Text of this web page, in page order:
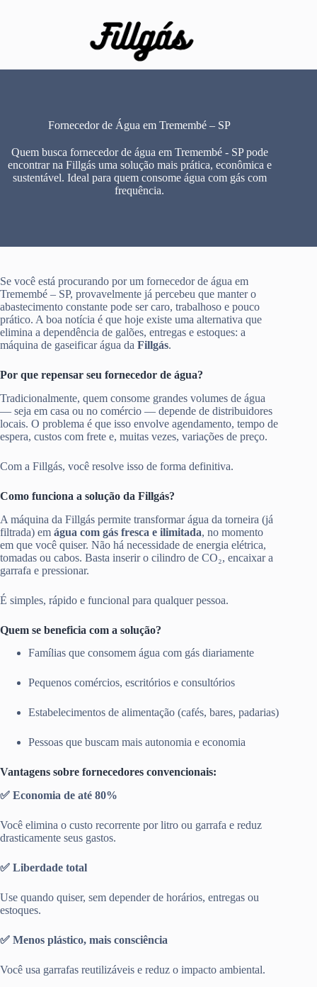
Fornecedor de Água em Tremembé – SP
Quem busca fornecedor de água em Tremembé - SP pode
encontrar na Fillgás uma solução mais prática, econômica e
sustentável. Ideal para quem consome água com gás com
frequência.
Se você está procurando por um fornecedor de água em
Tremembé – SP, provavelmente já percebeu que manter o
abastecimento constante pode ser caro, trabalhoso e pouco
prático. A boa notícia é que hoje existe uma alternativa que
elimina a dependência de galões, entregas e estoques: a
máquina de gaseificar água da Fillgás.
Por que repensar seu fornecedor de água?
Tradicionalmente, quem consome grandes volumes de água
— seja em casa ou no comércio — depende de distribuidores
locais. O problema é que isso envolve agendamento, tempo de
espera, custos com frete e, muitas vezes, variações de preço.
Com a Fillgás, você resolve isso de forma definitiva.
Como funciona a solução da Fillgás?
A máquina da Fillgás permite transformar água da torneira (já
filtrada) em água com gás fresca e ilimitada, no momento
em que você quiser. Não há necessidade de energia elétrica,
tomadas ou cabos. Basta inserir o cilindro de CO₂, encaixar a
garrafa e pressionar.
É simples, rápido e funcional para qualquer pessoa.
Quem se beneficia com a solução?
Famílias que consomem água com gás diariamente
Pequenos comércios, escritórios e consultórios
Estabelecimentos de alimentação (cafés, bares, padarias)
Pessoas que buscam mais autonomia e economia
Vantagens sobre fornecedores convencionais:
✅ Economia de até 80%
Você elimina o custo recorrente por litro ou garrafa e reduz
drasticamente seus gastos.
✅ Liberdade total
Use quando quiser, sem depender de horários, entregas ou
estoques.
✅ Menos plástico, mais consciência
Você usa garrafas reutilizáveis e reduz o impacto ambiental.